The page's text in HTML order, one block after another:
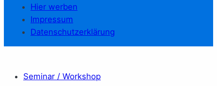
Hier werben
Impressum
Datenschutzerklärung
Seminar / Workshop